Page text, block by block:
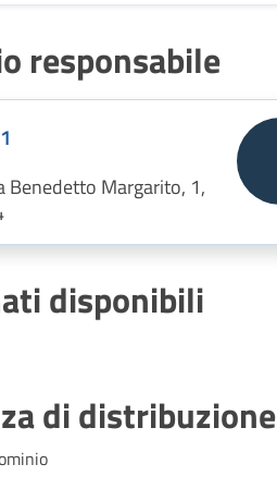
responsabile
Benedetto Margarito, 1,
disponibili
di distribuzione